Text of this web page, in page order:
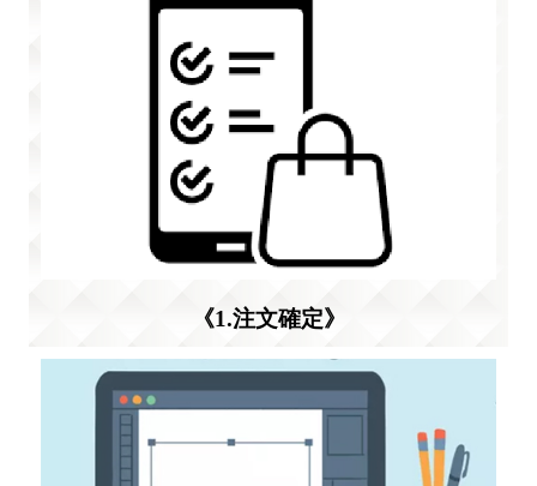
《1.注文確定》